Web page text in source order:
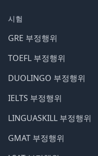
시험
GRE 부정행위
TOEFL 부정행위
DUOLINGO 부정행위
IELTS 부정행위
LINGUASKILL 부정행위
GMAT 부정행위